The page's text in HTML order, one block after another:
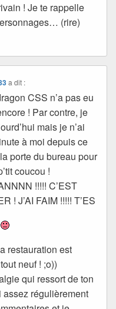
! Je te rappelle
(rire)
a dit :
CSS n’a pas eu
! Par contre, je
mais je n’ai
à moi depuis ce
porte du bureau pour
coucou !
!!!!! C’EST
! J’AI FAIM !!!!! T’ES
restauration est
neuf ! ;o))
qui ressort de ton
assez régulièrement